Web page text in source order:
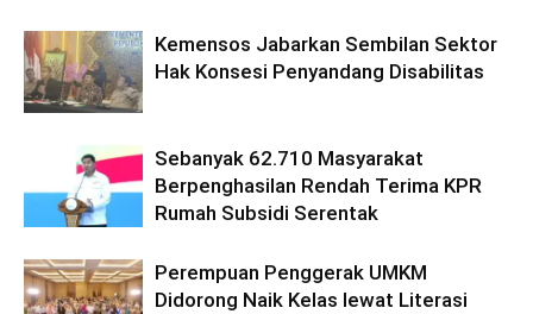
Kemensos Jabarkan Sembilan Sektor
Hak Konsesi Penyandang Disabilitas
Sebanyak 62.710 Masyarakat
Berpenghasilan Rendah Terima KPR
Rumah Subsidi Serentak
Perempuan Penggerak UMKM
Didorong Naik Kelas lewat Literasi